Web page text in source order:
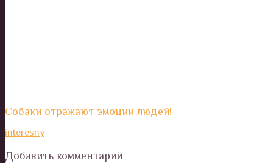
Собаки отражают эмоции людей!
interesny
Добавить комментарий